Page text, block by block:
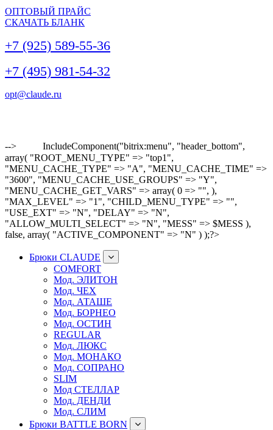
ОПТОВЫЙ ПРАЙС
СКАЧАТЬ БЛАНК
+7 (925) 589-55-36
+7 (495) 981-54-32
opt@claude.ru
-->
IncludeComponent("bitrix:menu", "header_bottom",
array( "ROOT_MENU_TYPE" => "top1",
"MENU_CACHE_TYPE" => "A", "MENU_CACHE_TIME" =>
"3600", "MENU_CACHE_USE_GROUPS" => "Y",
"MENU_CACHE_GET_VARS" => array( 0 => "", ),
"MAX_LEVEL" => "1", "CHILD_MENU_TYPE" => "",
"USE_EXT" => "N", "DELAY" => "N",
"ALLOW_MULTI_SELECT" => "N", "MESS" => $MESS ),
false, array( "ACTIVE_COMPONENT" => "N" ) );?>
Брюки CLAUDE
COMFORT
Мод. ЭЛИТОН
Мод. ЧЕХ
Мод. АТАШЕ
Мод. БОРНЕО
Мод. ОСТИН
REGULAR
Мод. ЛЮКС
Мод. МОНАКО
Мод. СОПРАНО
SLIM
Мод СТЕЛЛАР
Мод. ДЕНДИ
Мод. СЛИМ
Брюки BATTLE BORN